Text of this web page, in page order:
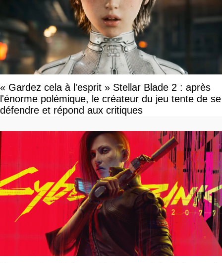
« Gardez cela à l'esprit » Stellar Blade 2 : après
l'énorme polémique, le créateur du jeu tente de se
défendre et répond aux critiques